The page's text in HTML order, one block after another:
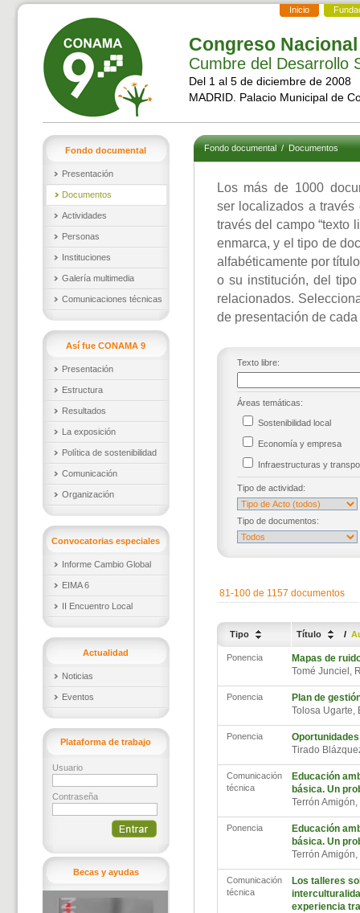
Inicio
Congreso
Cumbre del Desarrollo
Del 1 al 5 de diciembre de 2008
MADRID. Palacio Municipal de
Fondo documental
Presentación
Documentos
Actividades
Personas
Instituciones
Galería multimedia
Comunicaciones técnicas
Así fue CONAMA 9
Presentación
Estructura
Resultados
La exposición
Política de sostenibilidad
Comunicación
Organización
Convocatorias especiales
Informe Cambio Global
EIMA 6
II Encuentro Local
Actualidad
Noticias
Eventos
Plataforma de trabajo
Usuario
Contraseña
Becas y ayudas
Fondo documental/Documentos
Los más de 1000
ser localizados a
través del campo “texto
enmarca, y el tipo de
alfabéticamente por
o su institución, del
relacionados.
de presentación de
Texto libre:
Áreas temáticas:
Sostenibilidad local
Economía y empresa
Infraestructuras y
Tipo de actividad:
Tipo de documentos:
81-100 de 1157 documentos
Tipo Título /
Ponencia
Mapas de
Tomé Junciel,
Ponencia
Plan de
Tolosa
Ponencia
Tirado
Comunicación
técnica
Educación
básica. Un
Terrón
Ponencia
Educación
básica. Un
Terrón
Comunicación
técnica
Los talleres
experiencia